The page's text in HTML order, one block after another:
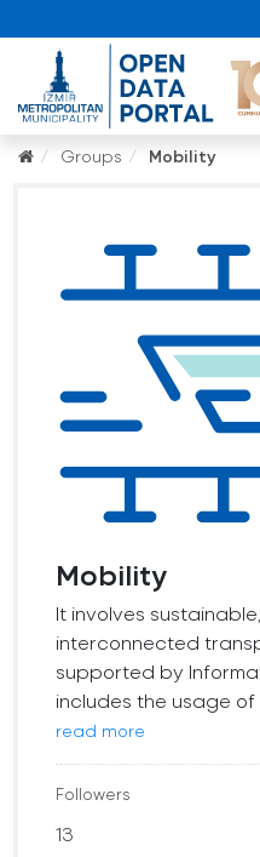
Groups Mobility
Mobility
It involves
interconnected
supported by
includes the usage
read more
Followers
13